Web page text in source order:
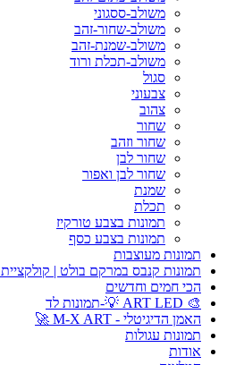
משולב-ססגוני
משולב-שחור-זהב
משולב-שמנת-זהב
משולב-תכלת ורוד
סגול
צבעוני
צהוב
שחור
שחור וזהב
שחור לבן
שחור לבן ואפור
שמנת
תכלת
תמונות בצבע טורקיז
תמונות בצבע כסף
תמונות מעוצבות
תמונות קנבס במרקם בולט | קולקציית Art Touch
הכי חמים וחדשים
🎨 ART LED 💡-תמונות לד
האמן הדיגיטלי - M-X ART 🚀
תמונות עגולות
אודות